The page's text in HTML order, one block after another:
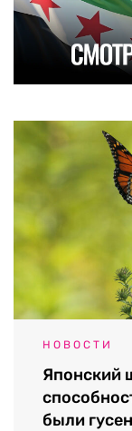
НОВОСТИ
Японский
были